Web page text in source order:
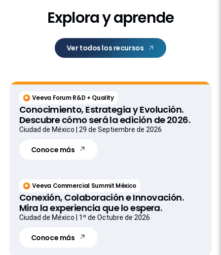
Explora y aprende
Ver todos los recursos
Veeva Forum R&D + Quality
Conocimiento, Estrategia y Evolución.
Descubre cómo será la edición de 2026.
Ciudad de México | 29 de Septiembre de 2026
Conoce más
Veeva Commercial Summit México
Conexión, Colaboración e Innovación.
Mira la experiencia que lo espera.
Ciudad de México | 1º de Octubre de 2026
Conoce más